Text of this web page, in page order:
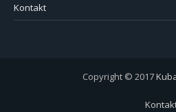
Kontakt
Copyright © 2017